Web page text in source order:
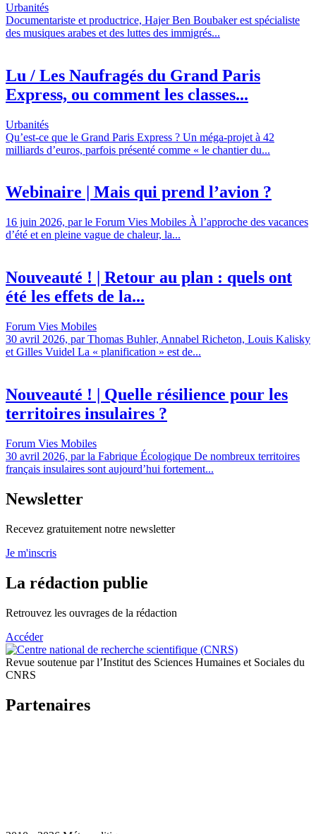
Urbanités
Documentariste et productrice, Hajer Ben Boubaker est spécialiste
des musiques arabes et des luttes des immigrés...
Lu / Les Naufragés du Grand Paris
Express, ou comment les classes...
Urbanités
Qu’est-ce que le Grand Paris Express ? Un méga-projet à 42
milliards d’euros, parfois présenté comme « le chantier du...
Webinaire | Mais qui prend l’avion ?
16 juin 2026, par le Forum Vies Mobiles À l’approche des vacances
d’été et en pleine vague de chaleur, la...
Nouveauté ! | Retour au plan : quels ont
été les effets de la...
Forum Vies Mobiles
30 avril 2026, par Thomas Buhler, Annabel Richeton, Louis Kalisky
et Gilles Vuidel La « planification » est de...
Nouveauté ! | Quelle résilience pour les
territoires insulaires ?
Forum Vies Mobiles
30 avril 2026, par la Fabrique Écologique De nombreux territoires
français insulaires sont aujourd’hui fortement...
Newsletter
Recevez gratuitement notre newsletter
Je m'inscris
La rédaction publie
Retrouvez les ouvrages de la rédaction
Accéder
Revue soutenue par l’Institut des Sciences Humaines et Sociales du
CNRS
Partenaires